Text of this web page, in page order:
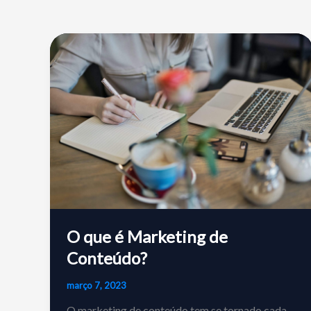
O que é Marketing de
Conteúdo?
março 7, 2023